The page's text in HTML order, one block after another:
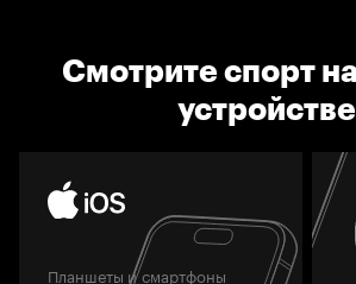
Смотрите спорт
устройстве
Планшеты и смартфоны